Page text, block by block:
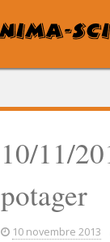
10/11/
potager
10 novembre 2013